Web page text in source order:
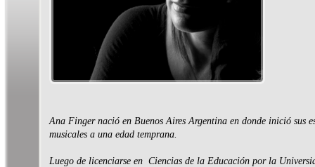
Ana Finger nació en Buenos Aires Argentina en donde inició sus
musicales a una edad temprana.
Luego de licenciarse en Ciencias de la Educación por la